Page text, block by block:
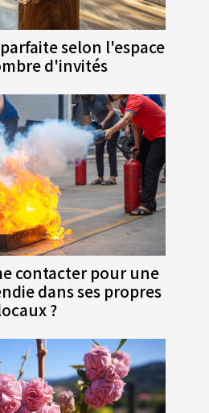
selon l'espace
d'invités
contacter pour une
dans ses propres
?